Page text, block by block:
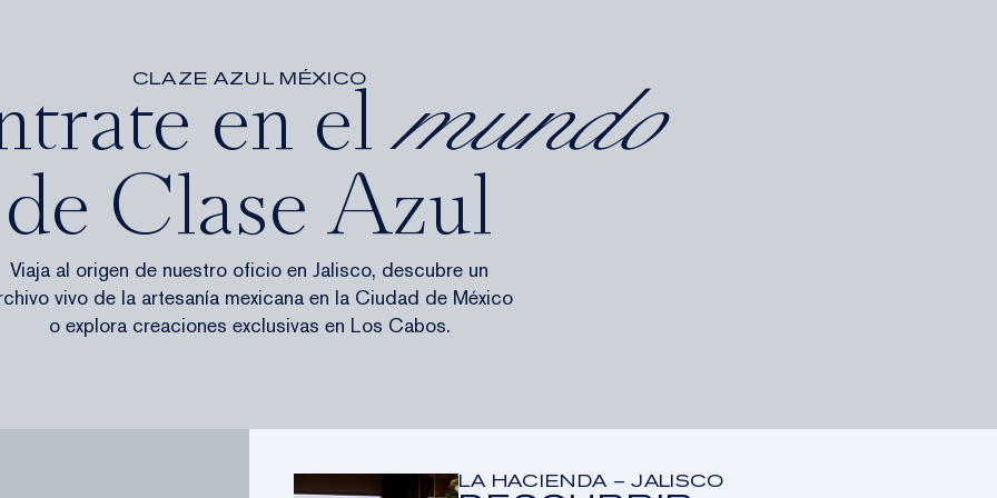
CLAZE AZUL MÉXICO
en elmundo
de Clase Azul
Viaja al origen de nuestro oficio en Jalisco, descubre un
vivo de la artesanía mexicana en la Ciudad de México
o explora creaciones exclusivas en Los Cabos.
LA HACIENDA – JALISCO